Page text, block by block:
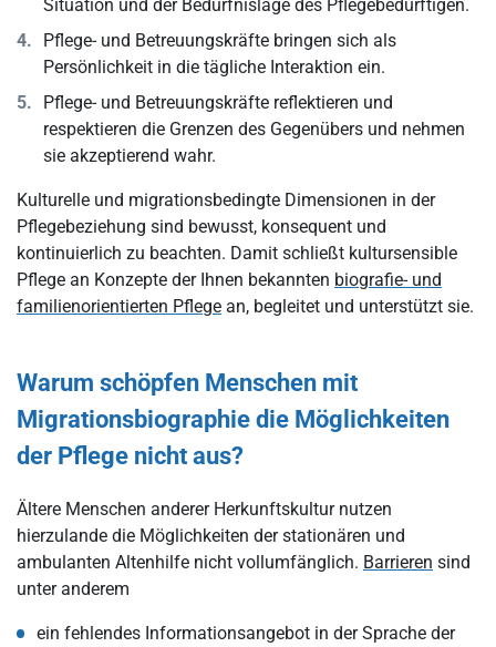
Situation und der Bedürfnislage des Pflegebedürftigen.
Pflege- und Betreuungskräfte bringen sich als
Persönlichkeit in die tägliche Interaktion ein.
Pflege- und Betreuungskräfte reflektieren und
respektieren die Grenzen des Gegenübers und nehmen
sie akzeptierend wahr.
Kulturelle und migrationsbedingte Dimensionen in der
Pflegebeziehung sind bewusst, konsequent und
kontinuierlich zu beachten. Damit schließt kultursensible
Pflege an Konzepte der Ihnen bekannten biografie- und
familienorientierten Pflege an, begleitet und unterstützt sie.
Warum schöpfen Menschen mit
Migrationsbiographie die Möglichkeiten
der Pflege nicht aus?
Ältere Menschen anderer Herkunftskultur nutzen
hierzulande die Möglichkeiten der stationären und
ambulanten Altenhilfe nicht vollumfänglich. Barrieren sind
unter anderem
ein fehlendes Informationsangebot in der Sprache der